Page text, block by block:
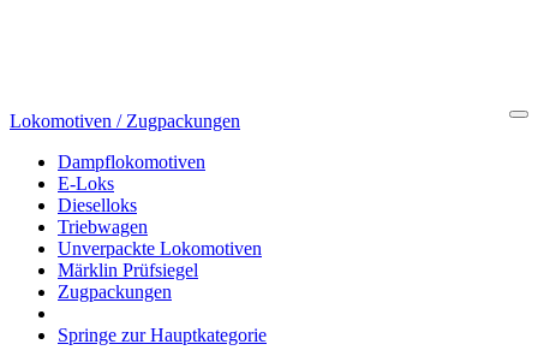
Lokomotiven / Zugpackungen
Dampflokomotiven
E-Loks
Dieselloks
Triebwagen
Unverpackte Lokomotiven
Märklin Prüfsiegel
Zugpackungen
Springe zur Hauptkategorie